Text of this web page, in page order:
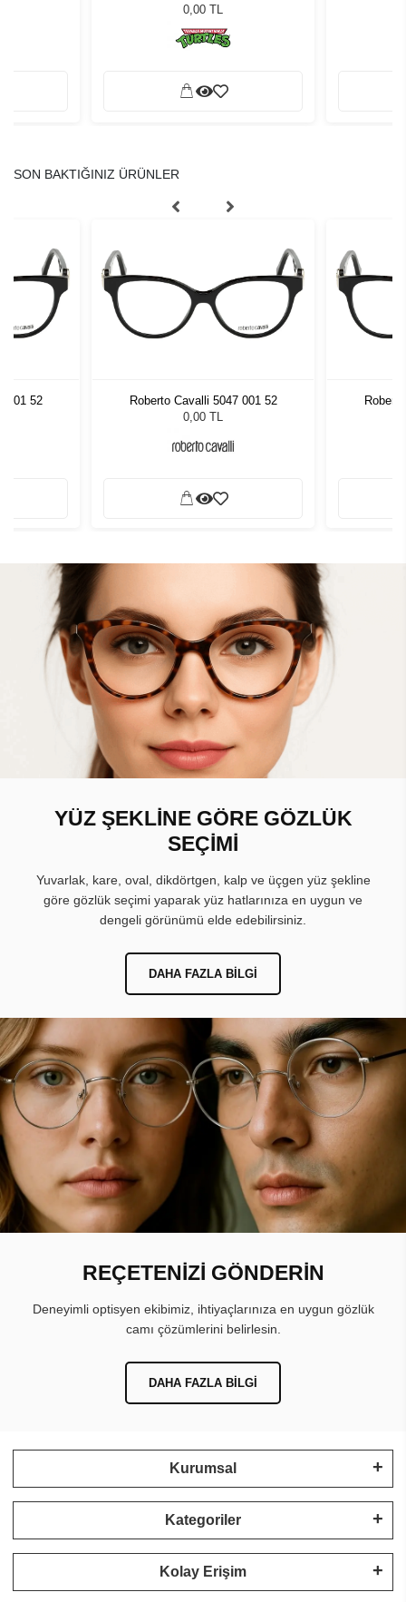
0,00 TL
SON BAKTIĞINIZ ÜRÜNLER
001 52
Roberto Cavalli 5047 001 52
0,00 TL
YÜZ ŞEKLİNE GÖRE GÖZLÜK
SEÇİMİ
Yuvarlak, kare, oval, dikdörtgen, kalp ve üçgen yüz şekline
göre gözlük seçimi yaparak yüz hatlarınıza en uygun ve
dengeli görünümü elde edebilirsiniz.
DAHA FAZLA BILGI
REÇETENİZİ GÖNDERİN
Deneyimli optisyen ekibimiz, ihtiyaçlarınıza en uygun gözlük
camı çözümlerini belirlesin.
DAHA FAZLA BILGI
Kurumsal
Kategoriler
Kolay Erişim